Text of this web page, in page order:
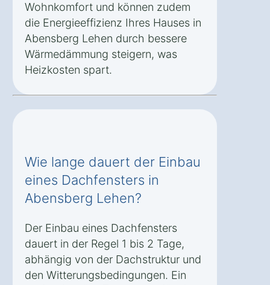
Wohnkomfort und können zudem
die Energieeffizienz Ihres Hauses in
Abensberg Lehen durch bessere
Wärmedämmung steigern, was
Heizkosten spart.
Wie lange dauert der Einbau
eines Dachfensters in
Abensberg Lehen?
Der Einbau eines Dachfensters
dauert in der Regel 1 bis 2 Tage,
abhängig von der Dachstruktur und
den Witterungsbedingungen. Ein